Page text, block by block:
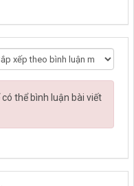
thể bình luận bài viết